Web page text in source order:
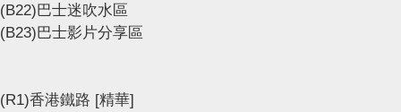
(B22)巴士迷吹水區
(B23)巴士影片分享區
(R1)香港鐵路 [精華]